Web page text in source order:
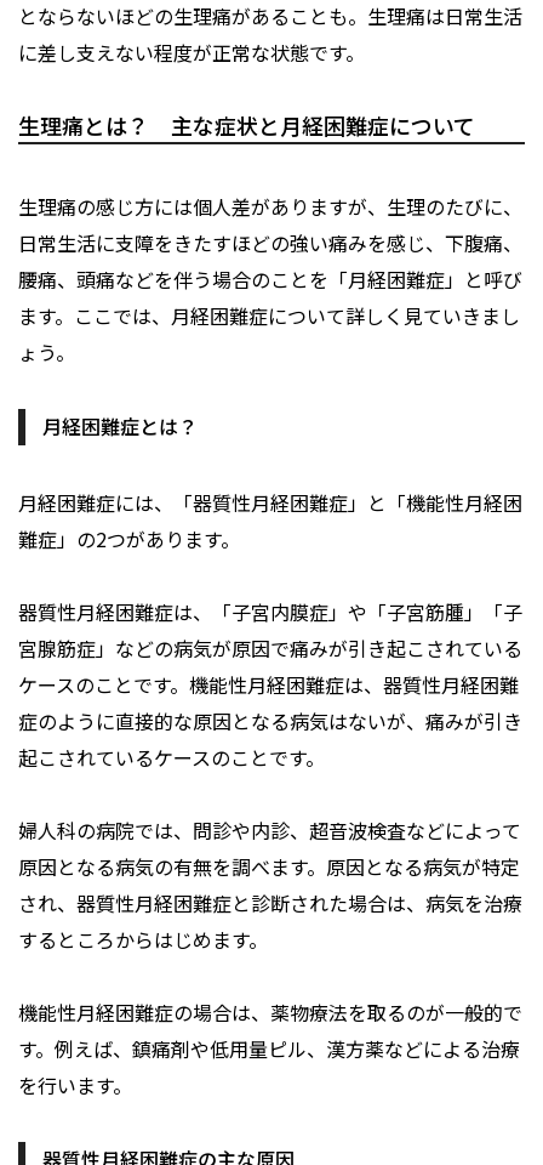
とならないほどの生理痛があることも。生理痛は日常生活
に差し支えない程度が正常な状態です。
生理痛とは？ 主な症状と月経困難症について
生理痛の感じ方には個人差がありますが、生理のたびに、
日常生活に支障をきたすほどの強い痛みを感じ、下腹痛、
腰痛、頭痛などを伴う場合のことを「月経困難症」と呼び
ます。ここでは、月経困難症について詳しく見ていきまし
ょう。
月経困難症とは？
月経困難症には、「器質性月経困難症」と「機能性月経困
難症」の2つがあります。
器質性月経困難症は、「子宮内膜症」や「子宮筋腫」「子
宮腺筋症」などの病気が原因で痛みが引き起こされている
ケースのことです。機能性月経困難症は、器質性月経困難
症のように直接的な原因となる病気はないが、痛みが引き
起こされているケースのことです。
婦人科の病院では、問診や内診、超音波検査などによって
原因となる病気の有無を調べます。原因となる病気が特定
され、器質性月経困難症と診断された場合は、病気を治療
するところからはじめます。
機能性月経困難症の場合は、薬物療法を取るのが一般的で
す。例えば、鎮痛剤や低用量ピル、漢方薬などによる治療
を行います。
器質性月経困難症の主な原因